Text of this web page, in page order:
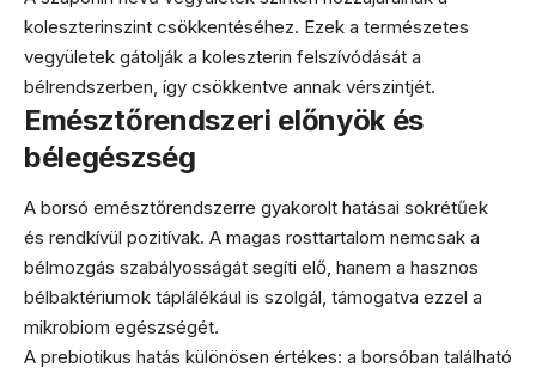
koleszterinszint csökkentéséhez. Ezek a természetes
vegyületek gátolják a koleszterin felszívódását a
bélrendszerben, így csökkentve annak vérszintjét.
Emésztőrendszeri előnyök és
bélegészség
A borsó emésztőrendszerre gyakorolt hatásai sokrétűek
és rendkívül pozitívak. A magas rosttartalom nemcsak a
bélmozgás szabályosságát segíti elő, hanem a hasznos
bélbaktériumok táplálékául is szolgál, támogatva ezzel a
mikrobiom egészségét.
A prebiotikus hatás különösen értékes: a borsóban található